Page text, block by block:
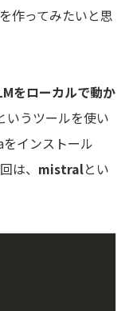
を作ってみたいと思
をローカルで動か
いうツールを使い
インストール
は、 mistralとい